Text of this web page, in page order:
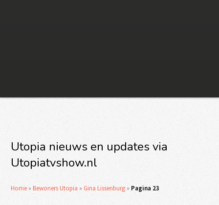
Utopia nieuws en updates via
Utopiatvshow.nl
Home »Bewoners Utopia » Gina Lissenburg » Pagina 23